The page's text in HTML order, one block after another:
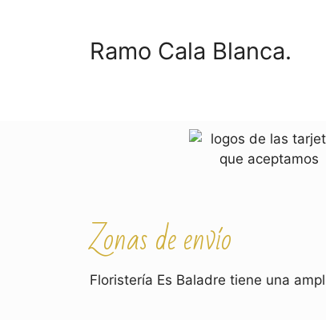
Ramo Cala Blanca.
Zonas de envío
Floristería Es Baladre tiene una